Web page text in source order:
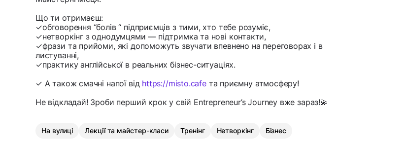
Що ти отримаєш:
✓обговорення “болів “ підприємців з тими, хто тебе розуміє,
✓нетворкінг з однодумцями — підтримка та нові контакти,
✓фрази та прийоми, які допоможуть звучати впевнено на переговорах і в
листуванні,
✓практику англійської в реальних бізнес-ситуаціях.
✓ А також смачні напої від https://misto.cafeта приємну атмосферу!
Не відкладай! Зроби перший крок у свій Entrepreneur’s Journey вже зараз!💫
На вулиці Лекції та майстер-класи Тренінг Нетворкінг Бізнес